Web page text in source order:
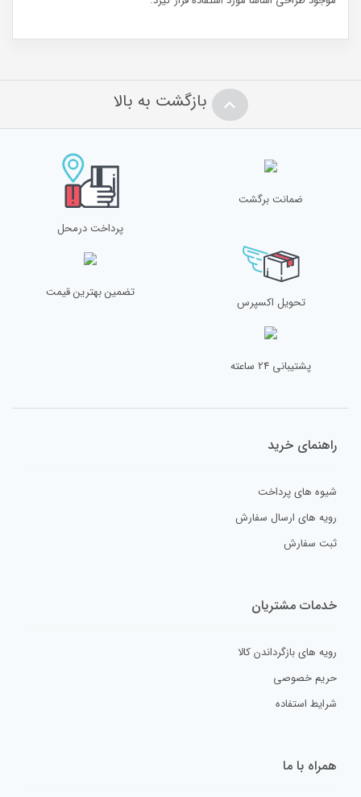
بازگشت به بالا
ضمانت برگشت
پرداخت درمحل
تحویل اکسپرس
تضمین بهترین قیمت
پشتیبانی 24 ساعته
راهنمای خرید
شیوه های پرداخت
رویه های ارسال سفارش
ثبت سفارش
خدمات مشتریان
رویه های بازگرداندن کالا
حریم خصوصی
شرایط استفاده
همراه با ما